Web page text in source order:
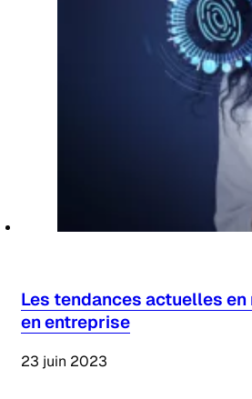
Les tendances actuelles en
en entreprise
23 juin 2023